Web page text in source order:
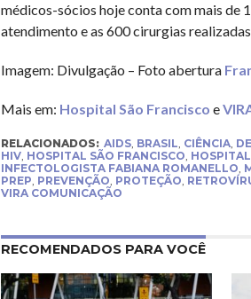
médicos-sócios hoje conta com mais de
atendimento e as 600 cirurgias
Imagem: Divulgação – Foto abertura
Mais em: Hospital São Francisco e
RELACIONADOS: AIDS, BRASIL, CIÊNCIA,
HIV, HOSPITAL SÃO FRANCISCO,
INFECTOLOGISTA FABIANA ROMANELLO,
PREP, PREVENÇÃO, PROTEÇÃO,
VIRA COMUNICAÇÃO
RECOMENDADOS PARA VOCÊ